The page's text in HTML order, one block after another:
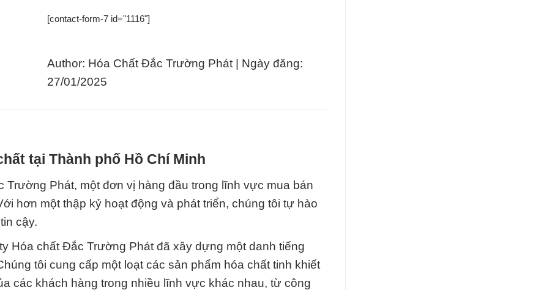
[contact-form-7 id="1116"]
Author: Hóa Chất Đắc Trường Phát | Ngày đăng:
27/01/2025
tại Thành phố Hồ Chí Minh
Phát, một đơn vị hàng đầu trong lĩnh vực mua bán
hơn một thập kỷ hoạt động và phát triển, chúng tôi tự hào
cậy.
Hóa chất Đắc Trường Phát đã xây dựng một danh tiếng
tôi cung cấp một loạt các sản phẩm hóa chất tinh khiết
các khách hàng trong nhiều lĩnh vực khác nhau, từ công